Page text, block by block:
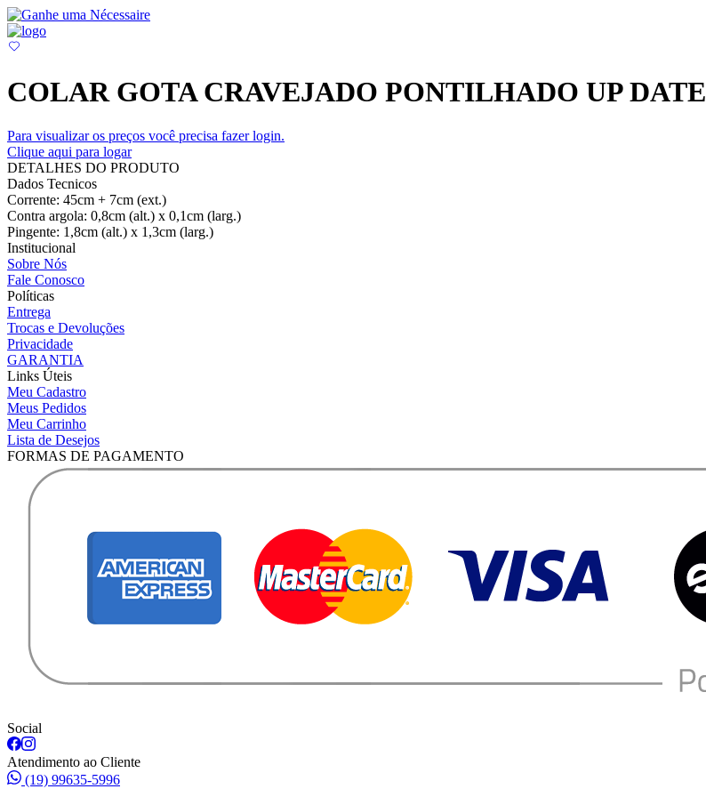
COLAR GOTA CRAVEJADO PONTILHADO UP DATE
Para visualizar os preços você precisa fazer login.
Clique aqui para logar
DETALHES DO PRODUTO
Dados Tecnicos
Corrente: 45cm + 7cm (ext.)
Contra argola: 0,8cm (alt.) x 0,1cm (larg.)
Pingente: 1,8cm (alt.) x 1,3cm (larg.)
Institucional
Sobre Nós
Fale Conosco
Políticas
Entrega
Trocas e Devoluções
Privacidade
GARANTIA
Links Úteis
Meu Cadastro
Meus Pedidos
Meu Carrinho
Lista de Desejos
FORMAS DE PAGAMENTO
Social
Atendimento ao Cliente
(19) 99635-5996